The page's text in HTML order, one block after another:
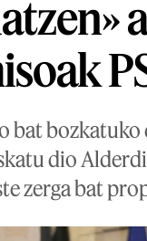
bat
dio
zerga bat